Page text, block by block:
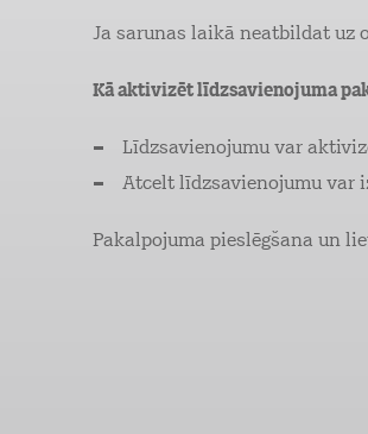
Ja sarunas laikā neatbildat uz
Kā aktivizēt līdzsavienojuma
Līdzsavienojumu var
Atcelt līdzsavienojumu var
Pakalpojuma pieslēgšana un